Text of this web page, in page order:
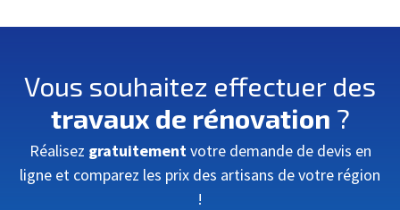
Vous souhaitez effectuer des
travaux de rénovation ?
Réalisez gratuitementvotre demande de devis en
ligne et comparez les prix des artisans de votre région
!